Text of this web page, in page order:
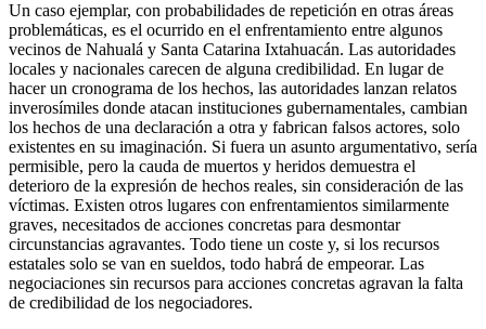
Un caso ejemplar, con probabilidades de repetición en otras áreas
problemáticas, es el ocurrido en el enfrentamiento entre algunos
vecinos de Nahualá y Santa Catarina Ixtahuacán. Las autoridades
locales y nacionales carecen de alguna credibilidad. En lugar de
hacer un cronograma de los hechos, las autoridades lanzan relatos
inverosímiles donde atacan instituciones gubernamentales, cambian
los hechos de una declaración a otra y fabrican falsos actores, solo
existentes en su imaginación. Si fuera un asunto argumentativo, sería
permisible, pero la cauda de muertos y heridos demuestra el
deterioro de la expresión de hechos reales, sin consideración de las
víctimas. Existen otros lugares con enfrentamientos similarmente
graves, necesitados de acciones concretas para desmontar
circunstancias agravantes. Todo tiene un coste y, si los recursos
estatales solo se van en sueldos, todo habrá de empeorar. Las
negociaciones sin recursos para acciones concretas agravan la falta
de credibilidad de los negociadores.